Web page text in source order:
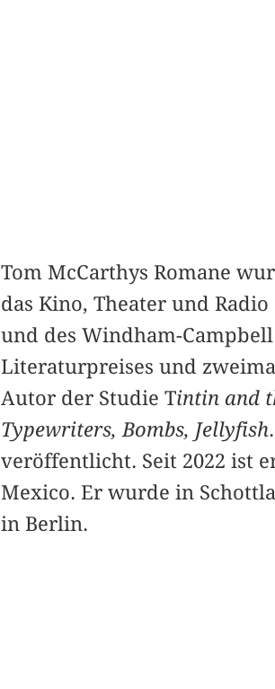
Tom McCarthys Romane
das Kino, Theater und
und des Windham-
Literaturpreises und
Autor der Studie Tintin and
Typewriters, Bombs, Jellyfish
veröffentlicht. Seit 2022 ist
Mexico. Er wurde in
in Berlin.